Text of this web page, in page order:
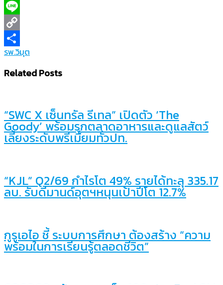
X
Line
Copy
Link
Share
รพ.วิมุต
Related Posts
“SWC X เซ็นทรัล รีเทล” เปิดตัว ‘The
Goody’ พร้อมรุกตลาดอาหารและดูแลสัตว์
เลี้ยงระดับพรีเมี่ยมทั่วปท.
“KJL” Q2/69 กำไรโต 49% รายได้ทะลุ 335.17
ลบ. รับดีมานด์อุตฯหนุนเป้าปีโต 12.7%
กูรูเอไอ ชี้ ระบบการศึกษา ต้องสร้าง “ความ
พร้อมในการเรียนรู้ตลอดชีวิต”